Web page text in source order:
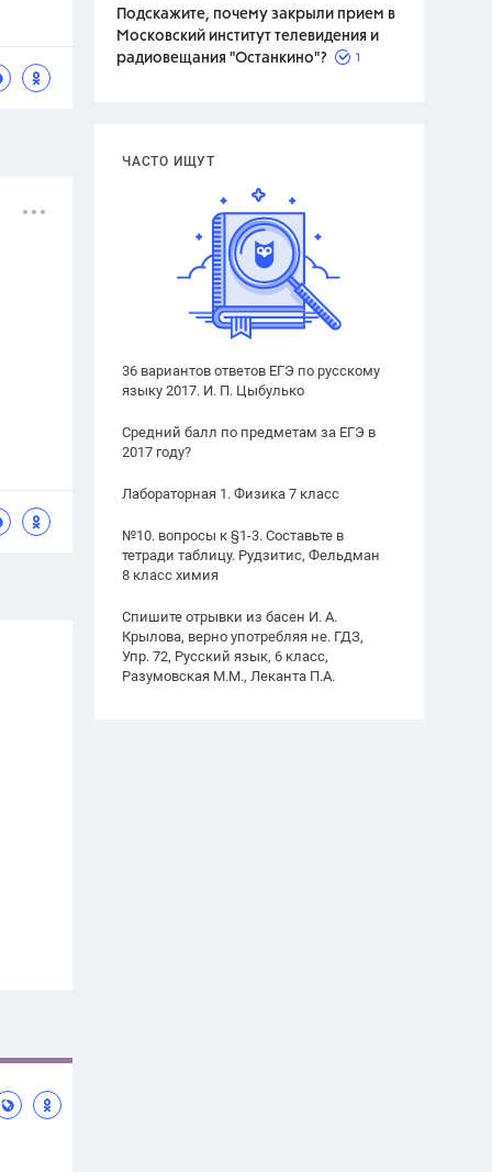
Подскажите, почему закрыли прием в
Московский институт телевидения и
радиовещания "Останкино"?
1
ЧАСТО ИЩУТ
36 вариантов ответов ЕГЭ по русскому
языку 2017. И. П. Цыбулько
Средний балл по предметам за ЕГЭ в
2017 году?
Лабораторная 1. Физика 7 класс
№10. вопросы к §1-3. Составьте в
тетради таблицу. Рудзитис, Фельдман
8 класс химия
Спишите отрывки из басен И. А.
Крылова, верно употребляя не. ГДЗ,
Упр. 72, Русский язык, 6 класс,
Разумовская М.М., Леканта П.А.